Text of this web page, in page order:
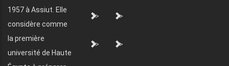
1957 à Assiut. Elle
considère comme
la première
université de Haute
"> ">
"> ">